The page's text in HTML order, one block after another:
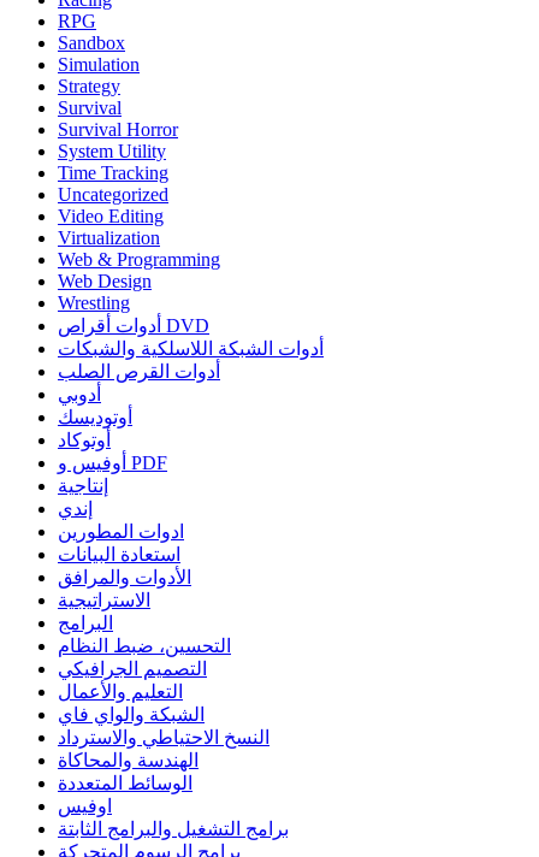
RPG
Sandbox
Simulation
Strategy
Survival
Survival Horror
System Utility
Time Tracking
Uncategorized
Video Editing
Virtualization
Web & Programming
Web Design
Wrestling
أدوات أقراص DVD
أدوات الشبكة اللاسلكية والشبكات
أدوات القرص الصلب
أدوبي
أوتوديسك
أوتوكاد
أوفيس و PDF
إنتاجية
إندي
ادوات المطورين
استعادة البيانات
الأدوات والمرافق
الاستراتيجية
البرامج
التحسين، ضبط النظام
التصميم الجرافيكي
التعليم والأعمال
الشبكة والواي فاي
النسخ الاحتياطي والاسترداد
الهندسة والمحاكاة
الوسائط المتعددة
اوفيس
برامج التشغيل والبرامج الثابتة
برامج الرسوم المتحركة